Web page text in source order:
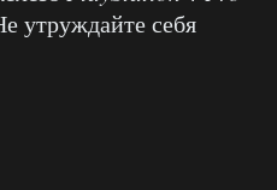
утруждайте себя